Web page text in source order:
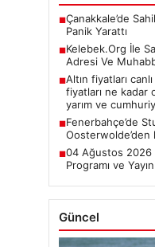
■Çanakkale’de
Panik Yarattı
■Kelebek.Org İle
Adresi Ve
■Altın fiyatları
fiyatları ne kadar
yarım ve
■Fenerbahçe’de
■04 Ağustos 2026
Programı ve Yayın
Güncel